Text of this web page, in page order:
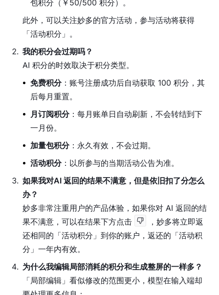
包积分（￥50/500 积分）。
此外，可以关注妙多的官方活动，参与活动将获得
「活动积分」。
2. 我的积分会过期吗？
AI 积分的时效取决于积分类型。
免费积分：账号注册成功后自动获取 100 积分，其
后每月重置。
月订阅积分：每月账单日自动刷新，不会转结到下
一月份。
加量包积分：永久有效，不会过期。
活动积分：以所参与的当期活动公告为准。
3. 如果我对AI 返回的结果不满意，但是依旧扣了分怎么
办？
妙多非常注重用户的产品体验，如果你对 AI 返回的结
果不满意，可以在结果下方点击
，妙多将立即返
还相同的「活动积分」到你的账户，返还的「活动积
分」一年内有效。
4. 为什么我编辑局部消耗的积分和生成整屏的一样多？
「局部编辑」看似修改的范围更小，模型在输入端却